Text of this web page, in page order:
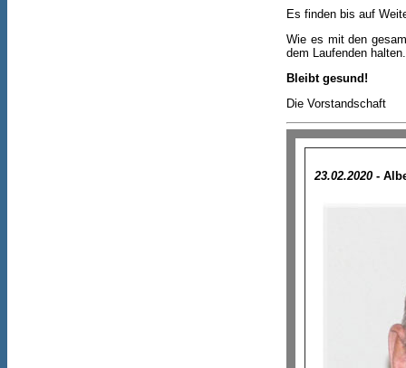
Es finden bis auf
Wie es mit den
dem Laufenden halten.
Bleibt gesund!
Die Vorstandschaft
23.02.2020 -